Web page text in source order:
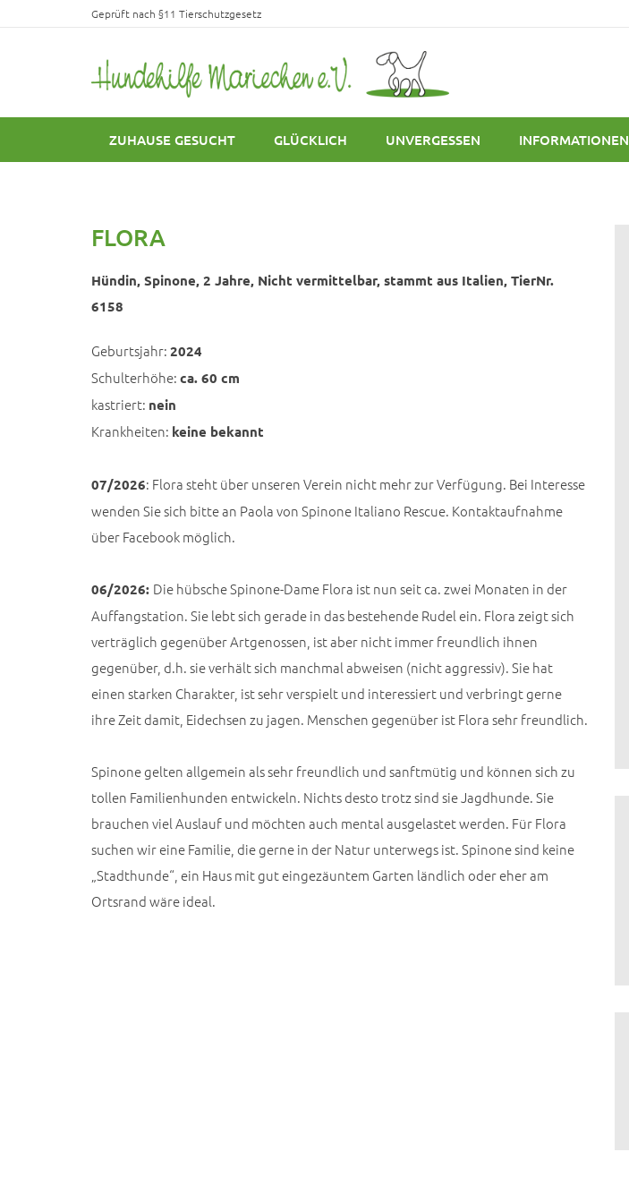
Geprüft nach §11 Tierschutzgesetz
ZUHAUSE GESUCHT GLÜCKLICH UNVERGESSEN INFORMATIONEN
FLORA
Hündin, Spinone, 2 Jahre, Nicht vermittelbar, stammt aus Italien, TierNr.
6158
Geburtsjahr: 2024
Schulterhöhe: ca. 60 cm
kastriert: nein
Krankheiten: keine bekannt
07/2026: Flora steht über unseren Verein nicht mehr zur Verfügung. Bei Interesse
wenden Sie sich bitte an Paola von Spinone Italiano Rescue. Kontaktaufnahme
über Facebook möglich.
06/2026: Die hübsche Spinone-Dame Flora ist nun seit ca. zwei Monaten in der
Auffangstation. Sie lebt sich gerade in das bestehende Rudel ein. Flora zeigt sich
verträglich gegenüber Artgenossen, ist aber nicht immer freundlich ihnen
gegenüber, d.h. sie verhält sich manchmal abweisen (nicht aggressiv). Sie hat
einen starken Charakter, ist sehr verspielt und interessiert und verbringt gerne
ihre Zeit damit, Eidechsen zu jagen. Menschen gegenüber ist Flora sehr freundlich.
Spinone gelten allgemein als sehr freundlich und sanftmütig und können sich zu
tollen Familienhunden entwickeln. Nichts desto trotz sind sie Jagdhunde. Sie
brauchen viel Auslauf und möchten auch mental ausgelastet werden. Für Flora
suchen wir eine Familie, die gerne in der Natur unterwegs ist. Spinone sind keine
„Stadthunde“, ein Haus mit gut eingezäuntem Garten ländlich oder eher am
Ortsrand wäre ideal.